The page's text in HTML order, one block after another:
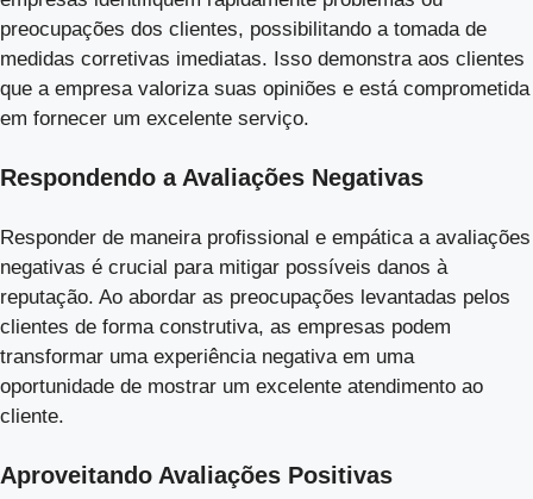
preocupações dos clientes, possibilitando a tomada de
medidas corretivas imediatas. Isso demonstra aos clientes
que a empresa valoriza suas opiniões e está comprometida
em fornecer um excelente serviço.
Respondendo a Avaliações Negativas
Responder de maneira profissional e empática a avaliações
negativas é crucial para mitigar possíveis danos à
reputação. Ao abordar as preocupações levantadas pelos
clientes de forma construtiva, as empresas podem
transformar uma experiência negativa em uma
oportunidade de mostrar um excelente atendimento ao
cliente.
Aproveitando Avaliações Positivas